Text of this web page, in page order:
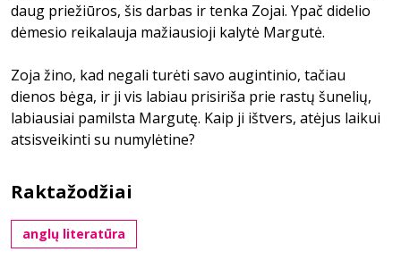
daug priežiūros, šis darbas ir tenka Zojai. Ypač didelio
dėmesio reikalauja mažiausioji kalytė Margutė.
Zoja žino, kad negali turėti savo augintinio, tačiau
dienos bėga, ir ji vis labiau prisiriša prie rastų šunelių,
labiausiai pamilsta Margutę. Kaip ji ištvers, atėjus laikui
atsisveikinti su numylėtine?
Raktažodžiai
anglų literatūra